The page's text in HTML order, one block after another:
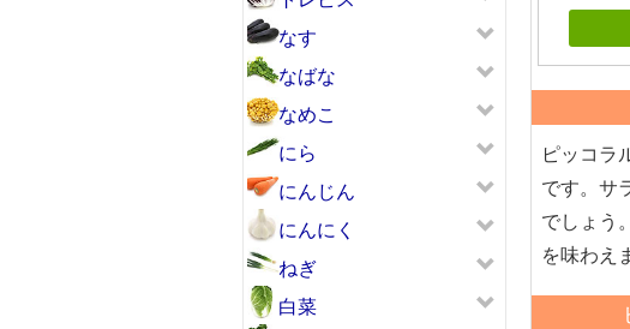
なす
なばな
なめこ
にら
にんじん
にんにく
ねぎ
白菜
ピッコラ
です。サ
でしょう
を味わえ